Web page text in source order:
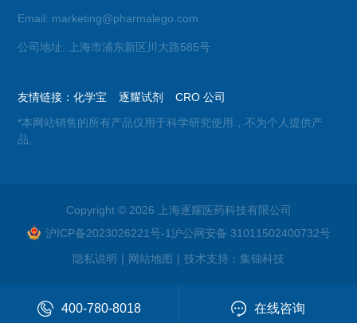
Email: marketing@pharmalego.com
公司地址: 上海市浦东新区川大路585号
友情链接：化学宝 逐耀试剂
CRO 公司
*本网站销售的所有产品仅用于科学研究使用，不为个人提供产
品。
Copyright © 2026 上海逐耀医药科技有限公司
沪ICP备2023026221号-1沪公网安备 31011502400732号
隐私说明 | 网站地图 | 技术支持： 集锦科技
400-780-8018 在线咨询